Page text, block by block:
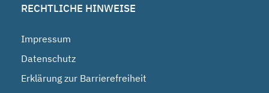
RECHTLICHE HINWEISE
Impressum
Datenschutz
Erklärung zur Barrierefreiheit